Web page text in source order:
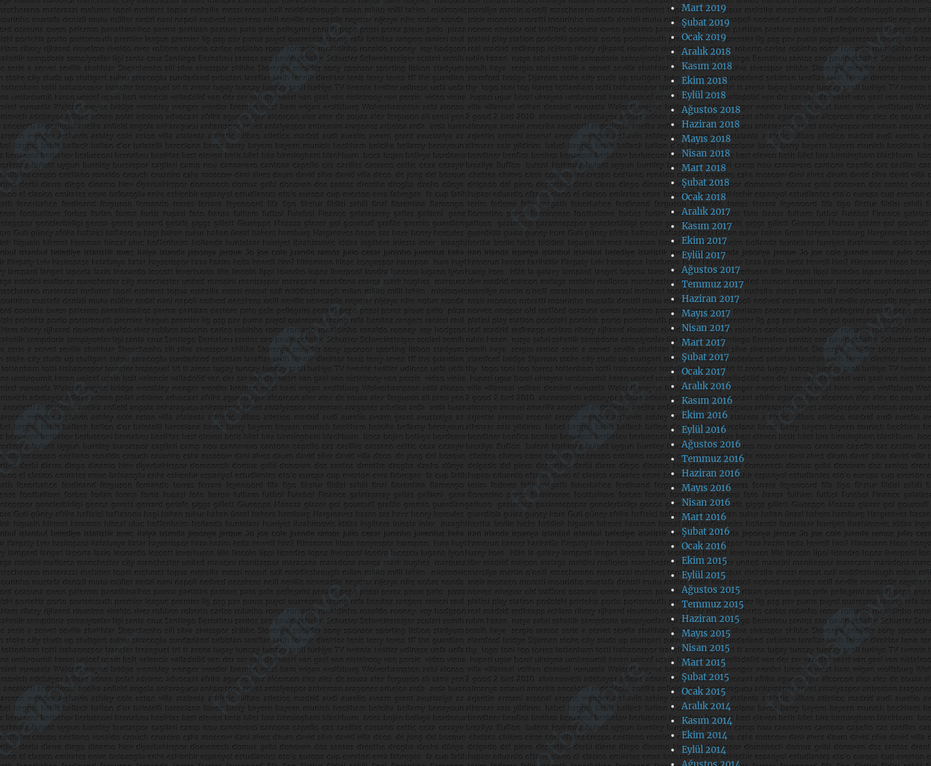
Mart 2019
Şubat 2019
Ocak 2019
Aralık 2018
Kasım 2018
Ekim 2018
Eylül 2018
Ağustos 2018
Haziran 2018
Mayıs 2018
Nisan 2018
Mart 2018
Şubat 2018
Ocak 2018
Aralık 2017
Kasım 2017
Ekim 2017
Eylül 2017
Ağustos 2017
Temmuz 2017
Haziran 2017
Mayıs 2017
Nisan 2017
Mart 2017
Şubat 2017
Ocak 2017
Aralık 2016
Kasım 2016
Ekim 2016
Eylül 2016
Ağustos 2016
Temmuz 2016
Haziran 2016
Mayıs 2016
Nisan 2016
Mart 2016
Şubat 2016
Ocak 2016
Ekim 2015
Eylül 2015
Ağustos 2015
Temmuz 2015
Haziran 2015
Mayıs 2015
Nisan 2015
Mart 2015
Şubat 2015
Ocak 2015
Aralık 2014
Kasım 2014
Ekim 2014
Eylül 2014